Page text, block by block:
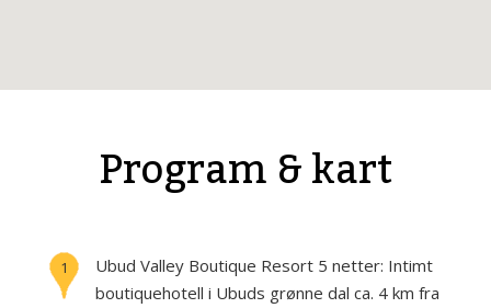
Program & kart
1 Ubud Valley Boutique Resort 5 netter: Intimt
boutiquehotell i Ubuds grønne dal ca. 4 km fra